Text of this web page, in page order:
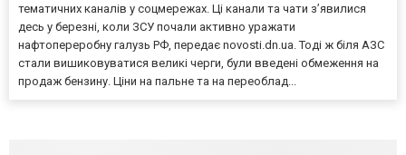
тематичних каналів у соцмережах. Ці канали та чати з’явилися
десь у березні, коли ЗСУ почали активно уражати
нафтопереробну галузь РФ, передає novosti.dn.ua. Тоді ж біля АЗС
стали вишиковуватися великі черги, були введені обмеження на
продаж бензину. Ціни на пальне та на переоблад...